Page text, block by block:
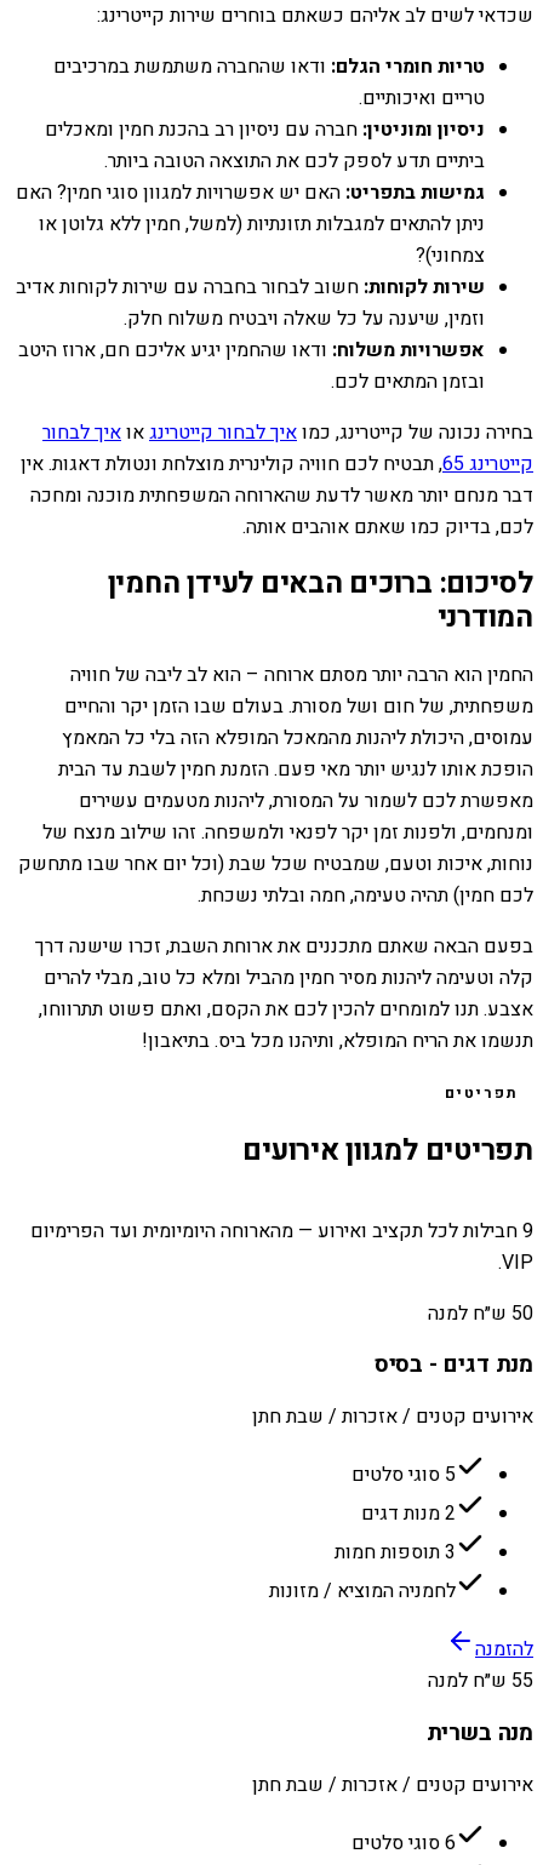
שכדאי לשים לב אליהם כשאתם בוחרים שירות קייטרינג:
טריות חומרי הגלם: ודאו שהחברה משתמשת במרכיבים
טריים ואיכותיים.
ניסיון ומוניטין: חברה עם ניסיון רב בהכנת חמין ומאכלים
ביתיים תדע לספק לכם את התוצאה הטובה ביותר.
גמישות בתפריט: האם יש אפשרויות למגוון סוגי חמין? האם
ניתן להתאים למגבלות תזונתיות (למשל, חמין ללא גלוטן או
צמחוני)?
שירות לקוחות: חשוב לבחור בחברה עם שירות לקוחות אדיב
וזמין, שיענה על כל שאלה ויבטיח משלוח חלק.
אפשרויות משלוח: ודאו שהחמין יגיע אליכם חם, ארוז היטב
ובזמן המתאים לכם.
בחירה נכונה של קייטרינג, כמואיך לבחור קייטרינגאואיך לבחור
קייטרינג 65
, תבטיח לכם חוויה קולינרית מוצלחת ונטולת דאגות. אין
דבר מנחם יותר מאשר לדעת שהארוחה המשפחתית מוכנה ומחכה
לכם, בדיוק כמו שאתם אוהבים אותה.
לסיכום: ברוכים הבאים לעידן החמין
המודרני
החמין הוא הרבה יותר מסתם ארוחה – הוא לב ליבה של חוויה
משפחתית, של חום ושל מסורת. בעולם שבו הזמן יקר והחיים
עמוסים, היכולת ליהנות מהמאכל המופלא הזה בלי כל המאמץ
הופכת אותו לנגיש יותר מאי פעם. הזמנת חמין לשבת עד הבית
מאפשרת לכם לשמור על המסורת, ליהנות מטעמים עשירים
ומנחמים, ולפנות זמן יקר לפנאי ולמשפחה. זהו שילוב מנצח של
נוחות, איכות וטעם, שמבטיח שכל שבת (וכל יום אחר שבו מתחשק
לכם חמין) תהיה טעימה, חמה ובלתי נשכחת.
בפעם הבאה שאתם מתכננים את ארוחת השבת, זכרו שישנה דרך
קלה וטעימה ליהנות מסיר חמין מהביל ומלא כל טוב, מבלי להרים
אצבע. תנו למומחים להכין לכם את הקסם, ואתם פשוט תתרווחו,
תנשמו את הריח המופלא, ותיהנו מכל ביס. בתיאבון!
תפריטים
תפריטים למגוון אירועים
9 חבילות לכל תקציב ואירוע — מהארוחה היומיומית ועד הפרימיום
VIP.
50 ש״ח למנה
מנת דגים - בסיס
אירועים קטנים / אזכרות / שבת חתן
5 סוגי סלטים
2 מנות דגים
3 תוספות חמות
לחמניה המוציא / מזונות
להזמנה
55 ש״ח למנה
מנה בשרית
אירועים קטנים / אזכרות / שבת חתן
6 סוגי סלטים